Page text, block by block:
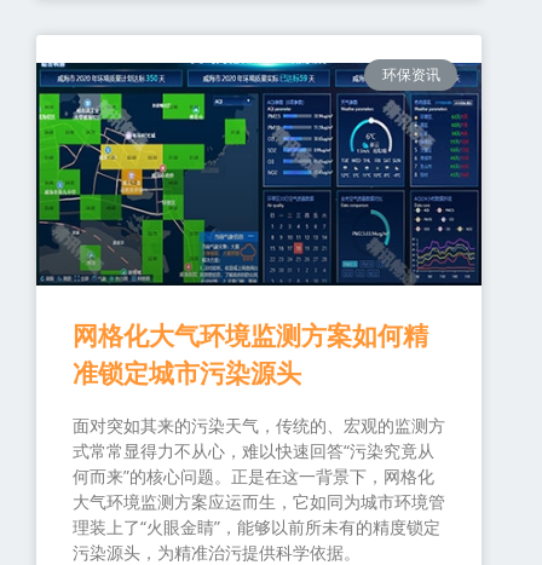
环保资讯
网格化大气环境监测方案如何精
准锁定城市污染源头
面对突如其来的污染天气，传统的、宏观的监测方
式常常显得力不从心，难以快速回答“污染究竟从
何而来”的核心问题。正是在这一背景下，网格化
大气环境监测方案应运而生，它如同为城市环境管
理装上了“火眼金睛”，能够以前所未有的精度锁定
污染源头，为精准治污提供科学依据。